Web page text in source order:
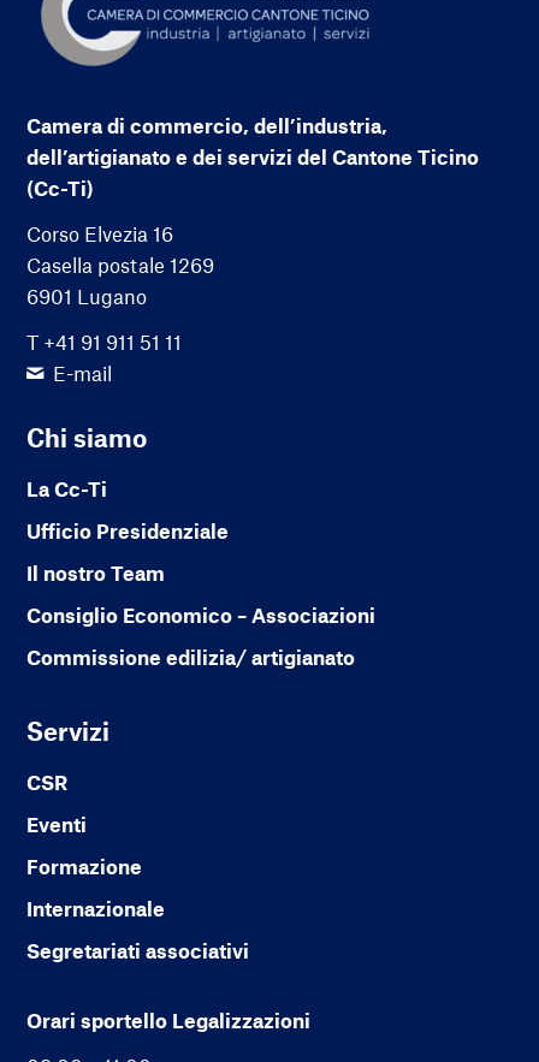
Camera di commercio, dell’industria,
dell’artigianato e dei servizi del Cantone Ticino
(Cc-Ti)
Corso Elvezia 16
Casella postale 1269
6901 Lugano
T +41 91 911 51 11
E-mail
Chi siamo
La Cc-Ti
Ufficio Presidenziale
Il nostro Team
Consiglio Economico – Associazioni
Commissione edilizia/ artigianato
Servizi
CSR
Eventi
Formazione
Internazionale
Segretariati associativi
Orari sportello Legalizzazioni